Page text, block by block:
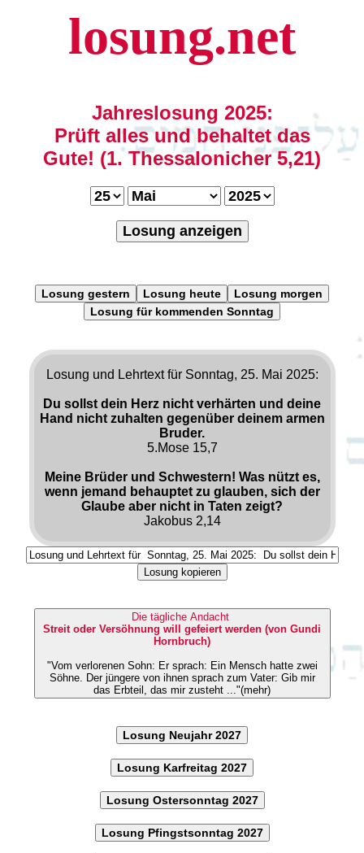
losung.net
Jahreslosung 2025:
Prüft alles und behaltet das
Gute! (1. Thessalonicher 5,21)
Losung anzeigen
Losung gestern Losung heute
Losung morgen
Losung für kommenden Sonntag
Losung und Lehrtext für Sonntag, 25. Mai 2025:
Du sollst dein Herz nicht verhärten und deine
Hand nicht zuhalten gegenüber deinem armen
Bruder.
5.Mose 15,7
Meine Brüder und Schwestern! Was nützt es,
wenn jemand behauptet zu glauben, sich der
Glaube aber nicht in Taten zeigt?
Jakobus 2,14
Losung kopieren
Die tägliche Andacht
Streit oder Versöhnung will gefeiert werden (von Gundi
Hornbruch)
"Vom verlorenen Sohn: Er sprach: Ein Mensch hatte zwei
Söhne. Der jüngere von ihnen sprach zum Vater: Gib mir
das Erbteil, das mir zusteht ..."(mehr)
Losung Neujahr 2027
Losung Karfreitag 2027
Losung Ostersonntag 2027
Losung Pfingstsonntag 2027